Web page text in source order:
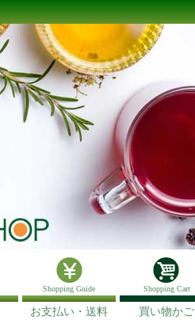
Shopping Guide
お支払い・送料
Shopping Cart
買い物かご